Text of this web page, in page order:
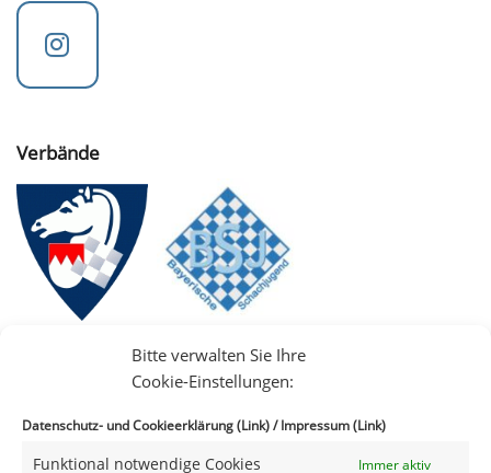
Bitte verwalten Sie Ihre
Cookie-Einstellungen:
Datenschutz- und Cookieerklärung (Link)/Impressum (Link)
Funktional notwendige Cookies Immer aktiv
Verbände